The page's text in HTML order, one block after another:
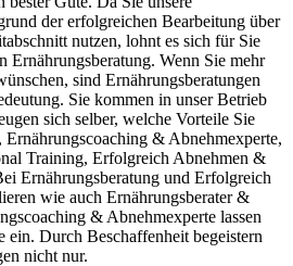
der erfolgreichen Bearbeitung über
nutzen, lohnt es sich für Sie
Ernährungsberatung. Wenn Sie mehr
sind Ernährungsberatungen
Sie kommen in unser Betrieb
sich selber, welche Vorteile Sie
Ernährungscoaching & Abnehmexperte,
Training, Erfolgreich Abnehmen &
Ernährungsberatung und Erfolgreich
wie auch Ernährungsberater &
& Abnehmexperte lassen
ein. Durch Beschaffenheit begeistern
nicht nur.